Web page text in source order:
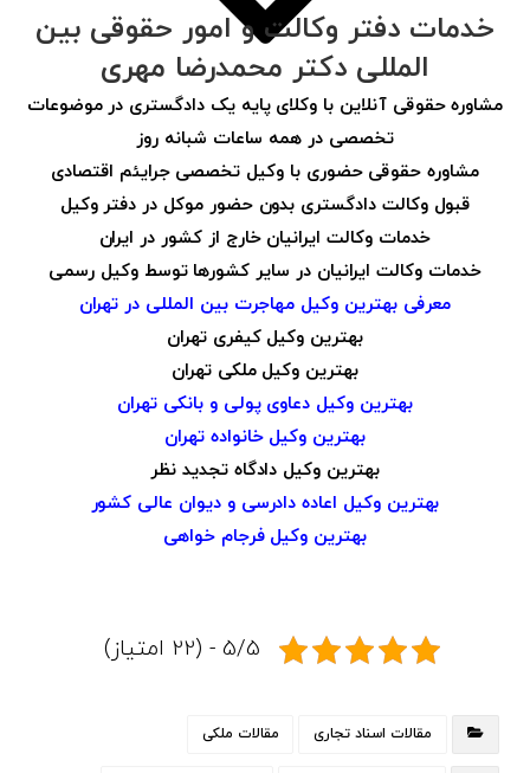
خدمات دفتر وکالت و امور حقوقی بین
المللی دکتر محمدرضا مهری
مشاوره حقوقی آنلاین با وکلای پایه یک دادگستری در موضوعات
تخصصی در همه ساعات شبانه روز
مشاوره حقوقی حضوری با وکیل تخصصی جرایئم اقتصادی
قبول وکالت دادگستری بدون حضور موکل در دفتر وکیل
خدمات وکالت ایرانیان خارج از کشور در ایران
خدمات وکالت ایرانیان در سایر کشورها توسط وکیل رسمی
معرفی بهترین وکیل مهاجرت بین المللی در تهران
بهترین وکیل کیفری تهران
بهترین وکیل ملکی تهران
بهترین وکیل دعاوی پولی و بانکی تهران
بهترین وکیل خانواده تهران
بهترین وکیل دادگاه تجدید نظر
بهترین وکیل اعاده دادرسی و دیوان عالی کشور
بهترین وکیل فرجام خواهی
5/5 - (22 امتیاز)
مقالات اسناد تجاری مقالات ملکی